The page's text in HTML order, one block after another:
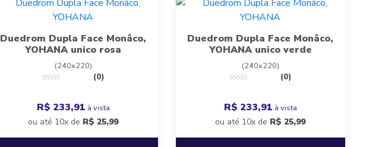
Duedrom Dupla Face Monâco,
YOHANA unico rosa
(240x220)
(0)
R$ 233,91 à vista
ou até 10x de R$25,99
Duedrom Dupla Face Monâco,
YOHANA unico verde
(240x220)
(0)
R$ 233,91 à vista
ou até 10x de R$25,99